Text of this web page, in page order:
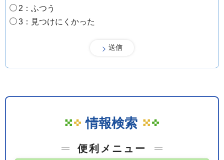
2：ふつう
3：見つけにくかった
情報検索
便利メニュー